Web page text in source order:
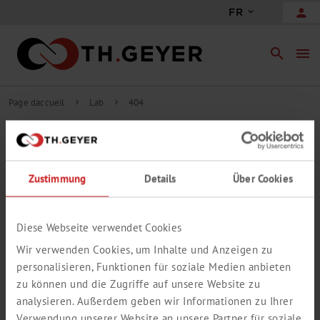
Zustimmung Details Über Cookies
Diese Webseite verwendet Cookies
Wir verwenden Cookies, um Inhalte und Anzeigen zu
personalisieren, Funktionen für soziale Medien anbieten
zu können und die Zugriffe auf unsere Website zu
analysieren. Außerdem geben wir Informationen zu Ihrer
FR person
search menu
Page daccueil chevron_right Lab chevron_right 404
404
DÉSOLÉ, CETTE PAGE N'EST PLUS
DISPONIBLE
trouvée.
informations souhaitées.